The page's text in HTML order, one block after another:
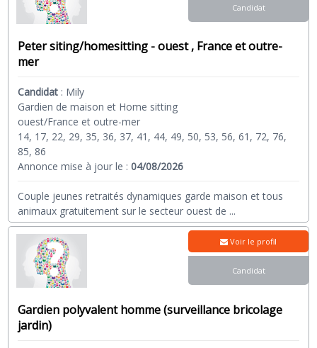
Peter siting/homesitting - ouest , France et outre-
mer
Candidat : Mily
Gardien de maison et Home sitting
ouest/France et outre-mer
14, 17, 22, 29, 35, 36, 37, 41, 44, 49, 50, 53, 56, 61, 72, 76,
85, 86
Annonce mise à jour le :04/08/2026
Couple jeunes retraités dynamiques garde maison et tous
animaux gratuitement sur le secteur ouest de ...
Candidat
Gardien polyvalent homme (surveillance bricolage
jardin)
Voir le profil
Candidat